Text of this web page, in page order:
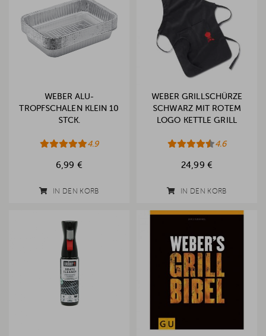
WEBER ALU-
TROPFSCHALEN KLEIN 10
STCK.
4.9
6,99 €
IN DEN KORB
WEBER GRILLSCHÜRZE
SCHWARZ MIT ROTEM
LOGO KETTLE GRILL
4.6
24,99 €
IN DEN KORB